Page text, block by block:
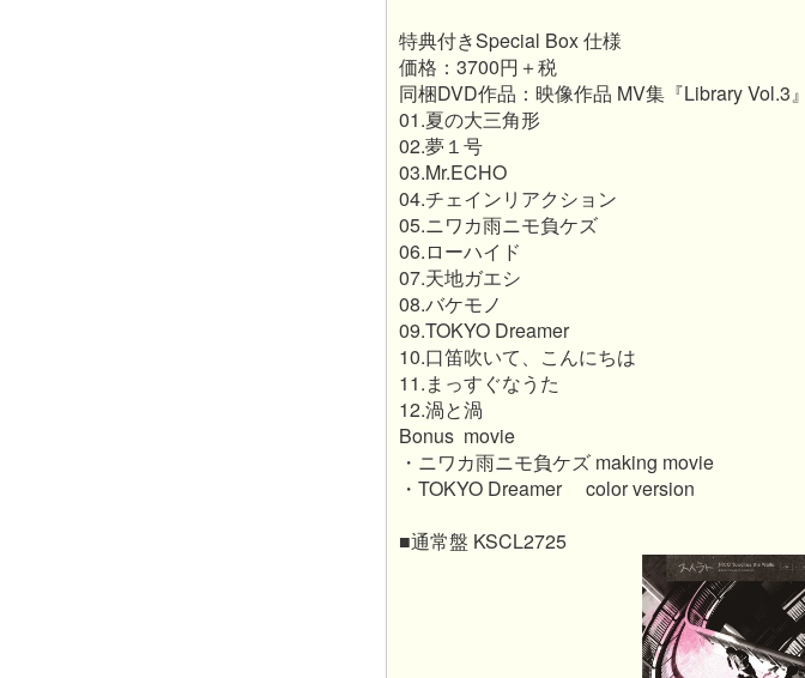
特典付きSpecial Box 仕様
価格：3700円＋税
同梱DVD作品：映像作品 MV集『Library Vol.3』
01.夏の大三角形
02.夢１号
03.Mr.ECHO
04.チェインリアクション
05.ニワカ雨ニモ負ケズ
06.ローハイド
07.天地ガエシ
08.バケモノ
09.TOKYO Dreamer
10.口笛吹いて、こんにちは
11.まっすぐなうた
12.渦と渦
Bonus movie
・ニワカ雨ニモ負ケズ making movie
・TOKYO Dreamer color version
■通常盤 KSCL2725